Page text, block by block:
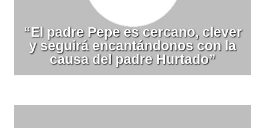
“El padre Pepe es cercano, clever
y seguirá encantándonos con la
causa del padre Hurtado”